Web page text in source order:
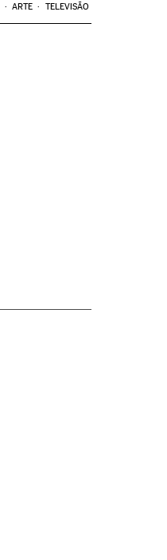
ARTE TELEVISÃO